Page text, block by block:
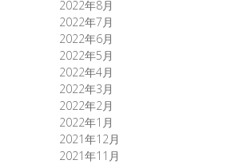
2022年8月
2022年7月
2022年6月
2022年5月
2022年4月
2022年3月
2022年2月
2022年1月
2021年12月
2021年11月